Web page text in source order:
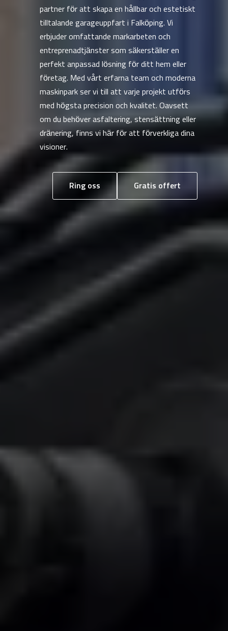
partner för att skapa en hållbar och estetiskt
tilltalande garageuppfart i Falköping. Vi
erbjuder omfattande markarbeten och
entreprenadtjänster som säkerställer en
perfekt anpassad lösning för ditt hem eller
företag. Med vårt erfarna team och moderna
maskinpark ser vi till att varje projekt utförs
med högsta precision och kvalitet. Oavsett
om du behöver asfaltering, stensättning eller
dränering, finns vi här för att förverkliga dina
visioner.
Ring oss Gratis offert